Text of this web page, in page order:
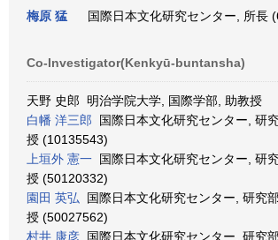
梅原 猛 国際日本文化研究センター, 所長
Co-Investigator(Kenkyū-buntansha)
天野 史郎 明治学院大学, 国際学部, 助教授
白幡 洋三郎 国際日本文化研究センター, 研
授 (10135543)
上垣外 憲一 国際日本文化研究センター, 研
授 (50120332)
園田 英弘 国際日本文化研究センター, 研究
授 (50027562)
村井 康彦 国際日本文化研究センター, 研究